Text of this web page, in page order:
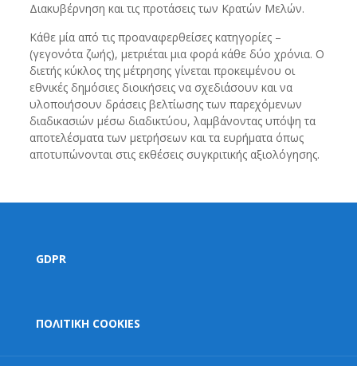
Διακυβέρνηση και τις προτάσεις των Κρατών Μελών.
Κάθε μία από τις προαναφερθείσες κατηγορίες –
(γεγονότα ζωής), μετριέται μια φορά κάθε δύο χρόνια. Ο
διετής κύκλος της μέτρησης γίνεται προκειμένου οι
εθνικές δημόσιες διοικήσεις να σχεδιάσουν και να
υλοποιήσουν δράσεις βελτίωσης των παρεχόμενων
διαδικασιών μέσω διαδικτύου, λαμβάνοντας υπόψη τα
αποτελέσματα των μετρήσεων και τα ευρήματα όπως
αποτυπώνονται στις εκθέσεις συγκριτικής αξιολόγησης.
GDPR
ΠΟΛΙΤΙΚΗ COOKIES